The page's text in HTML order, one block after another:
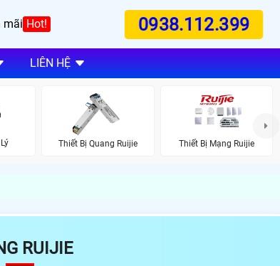
mãi Hot! 0938.112.399
LIÊN HỆ
Thiết Bị Quang Ruijie Thiết Bị Mạng Ruijie
RUIJIE